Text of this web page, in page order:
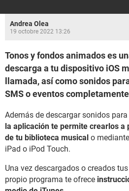
Andrea Olea
19 octobre 2022 13:26
Tonos y fondos animados es
descarga a tu dispositivo iOS
llamada, así como sonidos
SMS o eventos
Además de descargar sonidos
la aplicación te permite crearlos a
de tu biblioteca musical o
iPad o iPod Touch.
Una vez descargados o creados
propio programa te ofrece